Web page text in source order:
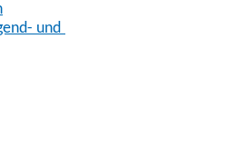
und Heimerzieher,